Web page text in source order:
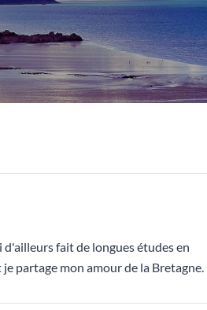
fait de longues études en
partage mon amour de la Bretagne.